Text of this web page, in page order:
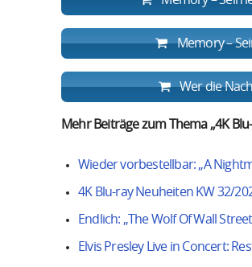
Memory –
Wer die
Mehr Beiträge zum Thema „4K
Wieder vorbestellbar: „A
4K Blu-ray Neuheiten KW 32/
Endlich: „The Wolf Of Wall
Elvis Presley Live in Concert: